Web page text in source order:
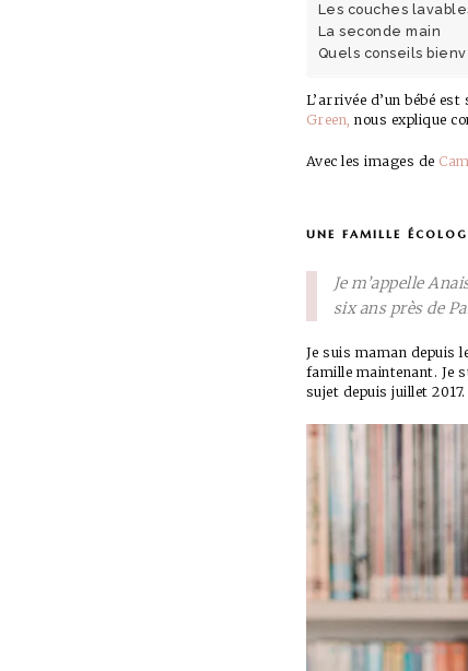
Les couches
La seconde main
Quels conseils
L’arrivée d’un bébé
Green, nous explique
Avec les images de
une famille
Je m’appelle
six ans près de
Je suis maman depuis
famille maintenant. Je
sujet depuis juillet 2017.